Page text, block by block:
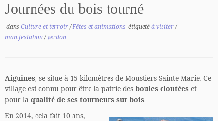
Journées du bois tourné
dans Culture et terroir/Fêtes et animations étiquetéà visiter/
manifestation/verdon
Aiguines, se situe à 15 kilomètres de Moustiers Sainte Marie. Ce
village est connu pour être la patrie des boules cloutées et
pour la qualité de ses tourneurs sur bois.
En 2014, cela fait 10 ans,